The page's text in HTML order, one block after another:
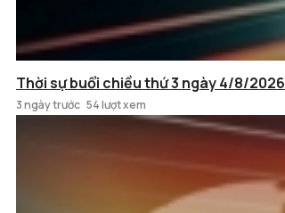
Thời sự buổi chiều thứ 3 ngày 4/8/2026
3 ngày trước 54 lượt xem